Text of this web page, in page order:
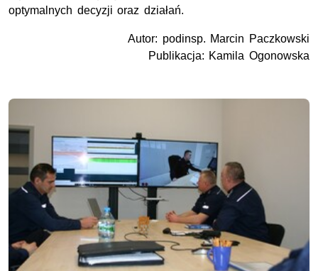
optymalnych decyzji oraz działań.
Autor: podinsp. Marcin Paczkowski
Publikacja: Kamila Ogonowska